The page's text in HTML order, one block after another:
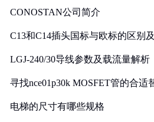
CONOSTAN公司简介
C13和C14插头国标与欧标的区别
LGJ-240/30导线参数及载流量解析
寻找nce01p30k MOSFET管的合适
电梯的尺寸有哪些规格